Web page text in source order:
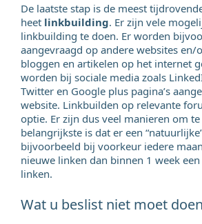
De laatste stap is de meest
heet linkbuilding. Er zijn vele
linkbuilding te doen. Er worden
aangevraagd op andere websites en/
bloggen en artikelen op het internet
worden bij sociale media zoals
Twitter en Google plus pagina’s
website. Linkbuilden op relevante
optie. Er zijn dus veel manieren om
belangrijkste is dat er een
bijvoorbeeld bij voorkeur iedere
nieuwe linken dan binnen 1 week
linken.
Wat u beslist niet moet